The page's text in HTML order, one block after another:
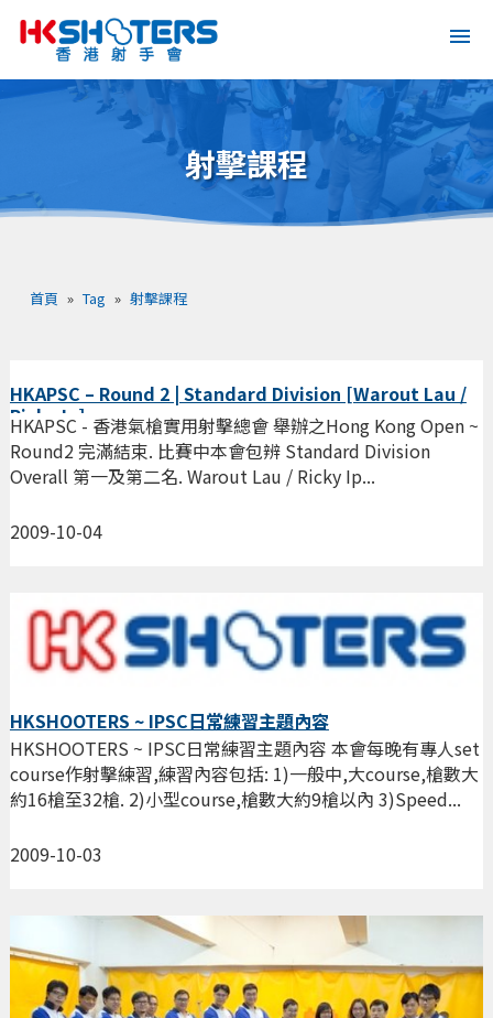
射擊課程
首頁 » Tag » 射擊課程
HKAPSC – Round 2 | Standard Division [Warout Lau /
Ricky Ip]
2009-10-04
HKAPSC - 香港氣槍實用射擊總會 舉辦之Hong Kong Open ~
Round2 完滿結束. 比賽中本會包辨 Standard Division
Overall 第一及第二名. Warout Lau / Ricky Ip...
HKSHOOTERS ~ IPSC日常練習主題內容
2009-10-03
HKSHOOTERS ~ IPSC日常練習主題內容 本會每晚有專人set
course作射擊練習,練習內容包括: 1)一般中,大course,槍數大
約16槍至32槍. 2)小型course,槍數大約9槍以內 3)Speed...